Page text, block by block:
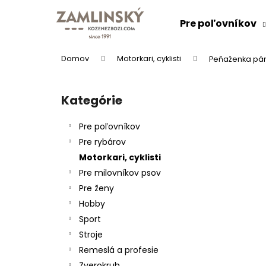
Pre poľovníkov
Domov Motorkari, cyklisti Peňaženka
Preskočiť
kategórie
Kategórie
Pre poľovníkov
Pre rybárov
Motorkari, cyklisti
Pre milovníkov psov
Pre ženy
Hobby
Sport
Stroje
Remeslá a profesie
obchodu
obchodu
KOŽENÝ OPASOK "LOVU ZDAR"
26 €